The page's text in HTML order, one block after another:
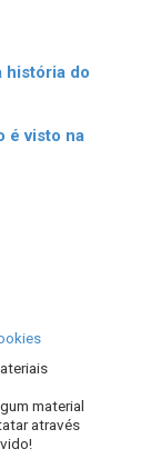
história do
é visto na
material
através